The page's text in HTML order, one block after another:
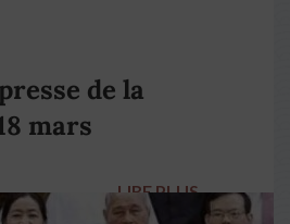
de la
mars
LIRE PLUS →